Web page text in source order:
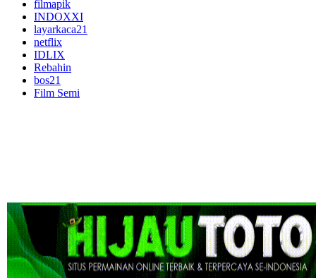
filmapik
INDOXXI
layarkaca21
netflix
IDLIX
Rebahin
bos21
Film Semi